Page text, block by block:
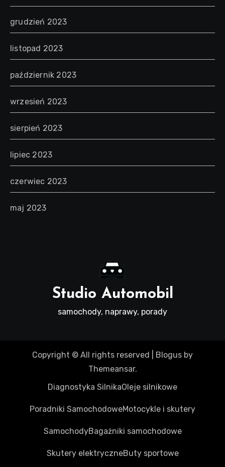
grudzień 2023
listopad 2023
październik 2023
wrzesień 2023
sierpień 2023
lipiec 2023
czerwiec 2023
maj 2023
Studio Automobil
samochody, naprawy, porady
Copyright © All rights reserved Blogus by
Themeansar.
Diagnostyka SilnikaOleje silnikowe
Poradniki SamochodoweMotocykle i skutery
SamochodyBagażniki samochodowe
Skutery elektryczneButy sportowe